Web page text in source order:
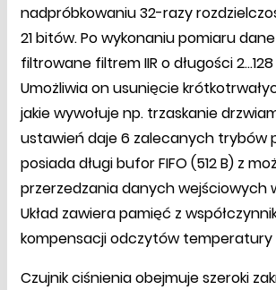
nadpróbkowaniu 32-razy
21 bitów. Po wykonaniu pomiaru
filtrowane filtrem IIR o długości 2...128
Umożliwia on usunięcie
jakie wywołuje np. trzaskanie
ustawień daje 6 zalecanych trybów
posiada długi bufor FIFO (512 B) z
przerzedzania danych wejściowych w
Układ zawiera pamięć z
kompensacji odczytów temperatury
Czujnik ciśnienia obejmuje szeroki